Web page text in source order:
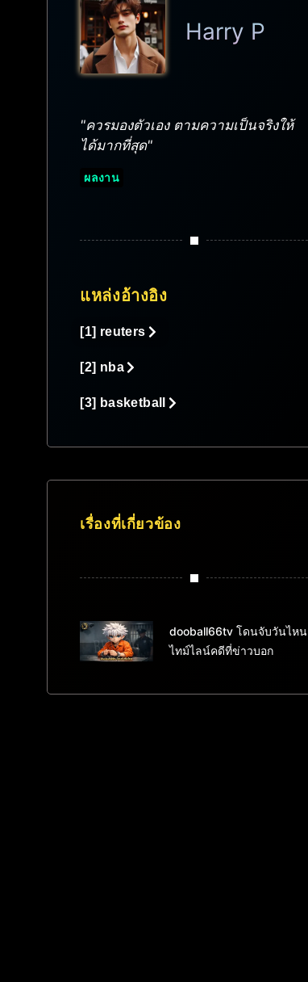
Harry P
"ควรมองตัวเอง ตามความเป็นจริงให้
ได้มากที่สุด"
ผลงาน
แหล่งอ้างอิง
[1] reuters
[2] nba
[3] basketball
เรื่องที่เกี่ยวข้อง
dooball66tv โดนจับวันไหน
ไทม์ไลน์คดีที่ข่าวบอก